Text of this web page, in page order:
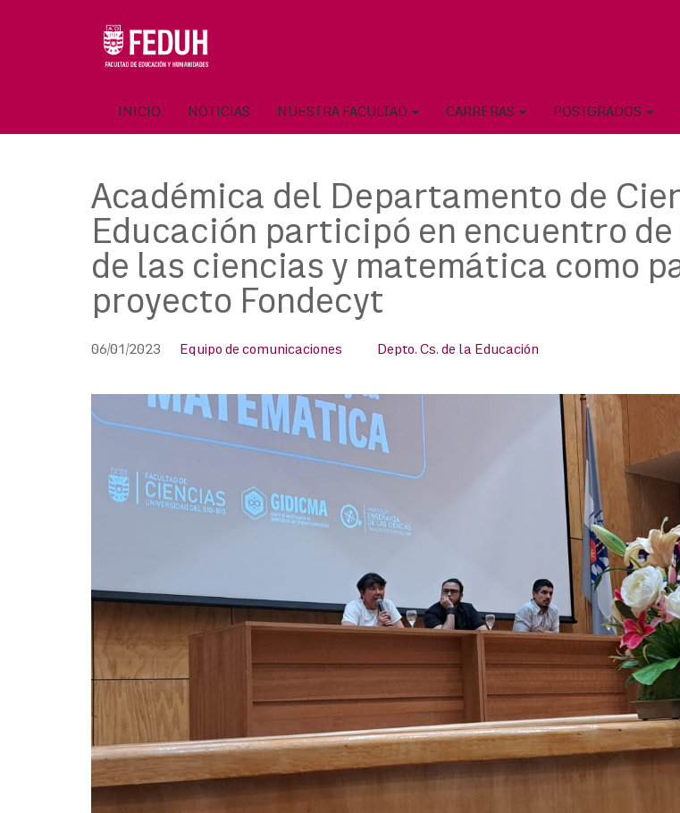
INICIO NOTICIAS NUESTRA FACULTAD CARRERAS POSTGRADOS
Académica del Departamento de
Educación participó en encuentro
de las ciencias y matemática como
proyecto Fondecyt
06/01/2023 Equipo de comunicaciones Depto. Cs. de la Educación